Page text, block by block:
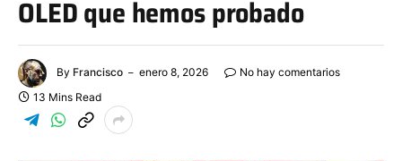
OLED que hemos probado
By Francisco enero 8, 2026
No hay comentarios
13 Mins Read